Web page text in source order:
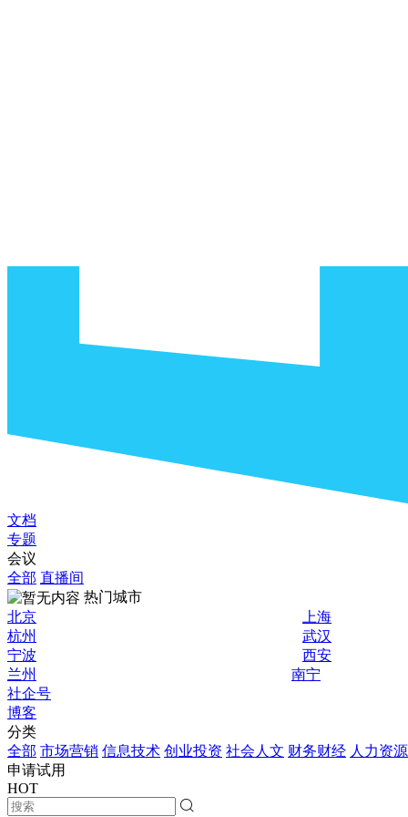
文档
专题
会议
全部 直播间
热门城市
北京
上海
杭州
武汉
宁波
西安
兰州
南宁
社企号
博客
分类
全部 市场营销 信息技术 创业投资 社会人文 财务财经 人力资源
申请试用
HOT